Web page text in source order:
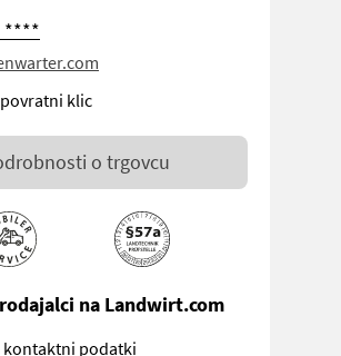
****
klic
o trgovcu
na Landwirt.com
kontaktni podatki